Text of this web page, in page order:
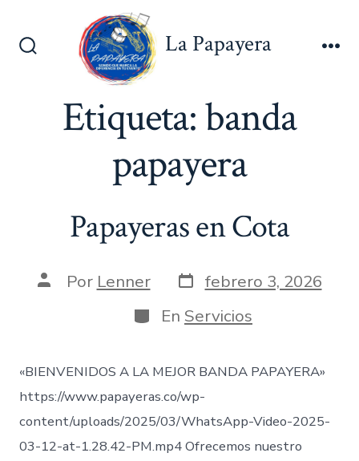
Alternar
La Papayera
Etiqueta:banda
papayera
Papayeras en Cota
AutorPor Lenner Fecha
de
publicación
febrero 3, 2026
Categorías
En Servicios
«BIENVENIDOS A LA MEJOR BANDA PAPAYERA»
https://www.papayeras.co/wp-
content/uploads/2025/03/WhatsApp-Video-2025-
03-12-at-1.28.42-PM.mp4 Ofrecemos nuestro